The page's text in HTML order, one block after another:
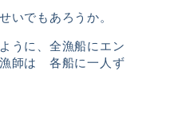
いでもあろうか。
うに、全漁船にエン
師は 各船に一人ず